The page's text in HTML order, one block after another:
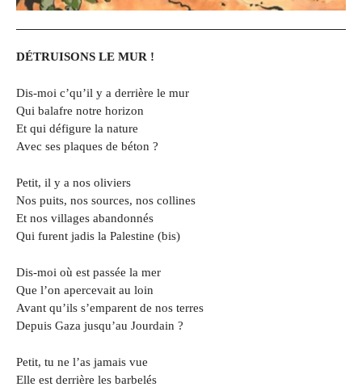
DÉTRUISONS LE MUR !
Dis-moi c’qu’il y a derrière le mur
Qui balafre notre horizon
Et qui défigure la nature
Avec ses plaques de béton ?
Petit, il y a nos oliviers
Nos puits, nos sources, nos collines
Et nos villages abandonnés
Qui furent jadis la Palestine (bis)
Dis-moi où est passée la mer
Que l’on apercevait au loin
Avant qu’ils s’emparent de nos terres
Depuis Gaza jusqu’au Jourdain ?
Petit, tu ne l’as jamais vue
Elle est derrière les barbelés